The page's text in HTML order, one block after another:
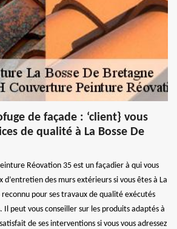
de façade : ‘client} vous
de qualité à La Bosse De
Réovation 35 est un façadier à qui vous
d’entretien des murs extérieurs si vous êtes à La
pour ses travaux de qualité exécutés
Il peut vous conseiller sur les produits adaptés à
de ses interventions si vous vous adressez